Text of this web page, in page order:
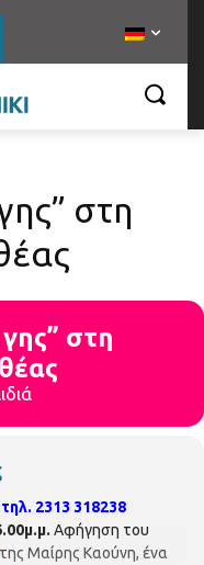
στη
στη
τηλ. 2313 318238
Αφήγηση του
της Μαίρης Καούνη, ένα